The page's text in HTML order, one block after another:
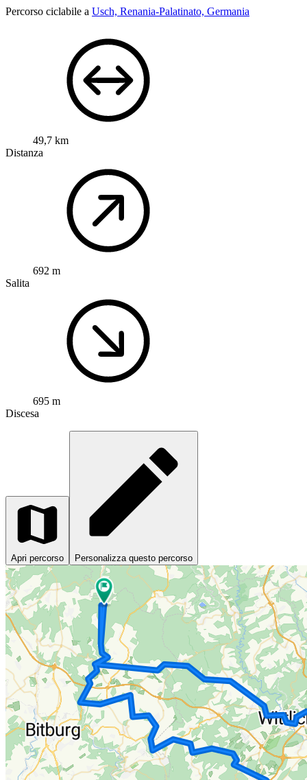
Percorso ciclabile a Usch, Renania-Palatinato, Germania
49,7 km
Distanza
692 m
Salita
695 m
Discesa
Apri percorso Personalizza questo percorso